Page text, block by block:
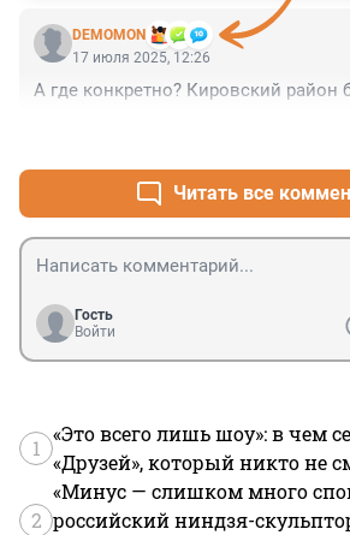
DEMOMON
17 июля 2025, 12:26
А где конкретно? Кировский район
Читать все
Гость
Войти
1
«Это всего лишь шоу»: в чем
«Друзей», который никто не
2
«Минус — слишком много
российский ниндзя-